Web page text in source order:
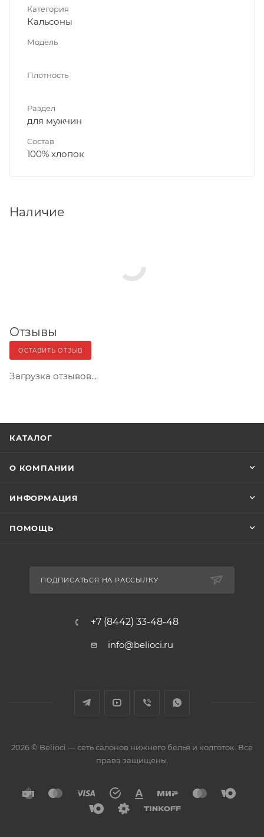
Категория
Кальсоны
Модель
Плотность
Раздел
для мужчин
Состав
100% хлопок
Наличие
Отзывы
ОСТАВИТЬ ОТЗЫВ
Загрузка отзывов...
КАТАЛОГ
О КОМПАНИИ
ИНФОРМАЦИЯ
ПОМОЩЬ
ПОДПИСАТЬСЯ НА РАССЫЛКУ
+7 (8442) 33-48-48
info@belioci.ru
2026 © Belioci — сеть салонов нижнего белья и колготок. Все
права защищены.